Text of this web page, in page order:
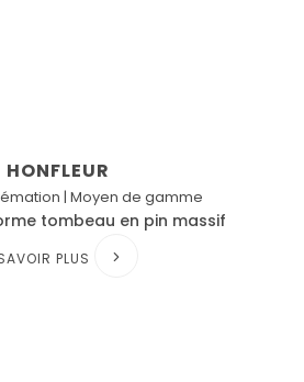
HONFLEUR
| Moyen de gamme
tombeau en pin massif
PLUS